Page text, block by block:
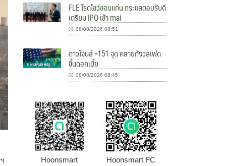
FLE โรดโชว์ขอนแก่น กระแสตอบรับดี
เตรียม IPO เข้า mai
08/08/2026 08:51
ดาวโจนส์ +151 จุด คลายกังวลเฟด
ขึ้นดอกเบี้ย
08/08/2026 08:45
Hoonsmart
Hoonsmart FC